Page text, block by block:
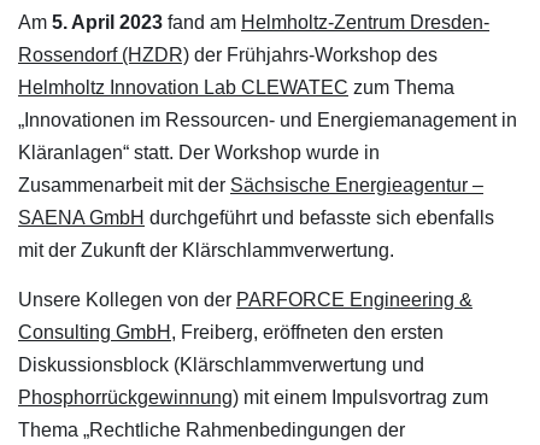
Am 5. April 2023 fand am Helmholtz-Zentrum Dresden-
Rossendorf (HZDR) der Frühjahrs-Workshop des
Helmholtz Innovation Lab CLEWATEC zum Thema
„Innovationen im Ressourcen- und Energiemanagement in
Kläranlagen“ statt. Der Workshop wurde in
Zusammenarbeit mit der Sächsische Energieagentur –
SAENA GmbH durchgeführt und befasste sich ebenfalls
mit der Zukunft der Klärschlammverwertung.
Unsere Kollegen von der PARFORCE Engineering &
Consulting GmbH , Freiberg, eröffneten den ersten
Diskussionsblock (Klärschlammverwertung und
Phosphorrückgewinnung) mit einem Impulsvortrag zum
Thema „Rechtliche Rahmenbedingungen der